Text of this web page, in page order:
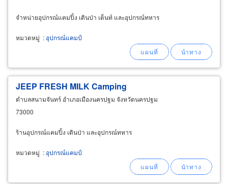
จำหน่ายอุปกรณ์แคมปิ้ง เดินป่า เต็นท์ และอุปกรณ์ทหาร
หมวดหมู่ : อุปกรณ์แคมป์
JEEP FRESH MILK Camping
ตำบลสนามจันทร์ อำเภอเมืองนครปฐม จังหวัดนครปฐม
73000
ร้านอุปกรณ์แคมปิ้ง เดินป่า และอุปกรณ์ทหาร
หมวดหมู่ : อุปกรณ์แคมป์